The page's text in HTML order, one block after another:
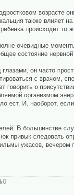
возрасте
также влияет
происходит то
очевидные
состояние
он часто
с врачом,
о
организмом
ест. И, наоборот,
В большинстве
привык следовать
ужасов, вечером
0